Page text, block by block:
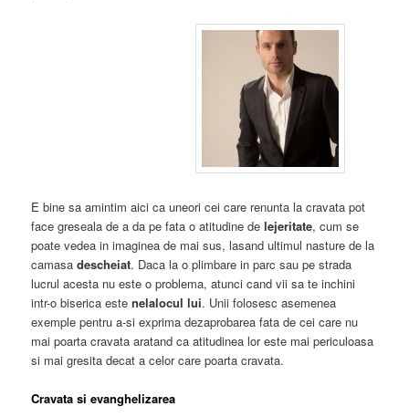
E bine sa amintim aici ca uneori cei care renunta la cravata pot
face greseala de a da pe fata o atitudine delejeritate, cum se
poate vedea in imaginea de mai sus, lasand ultimul nasture de la
camasadescheiat. Daca la o plimbare in parc sau pe strada
lucrul acesta nu este o problema, atunci cand vii sa te inchini
intr-o biserica estenelalocul lui. Unii folosesc asemenea
exemple pentru a-si exprima dezaprobarea fata de cei care nu
mai poarta cravata aratand ca atitudinea lor este mai periculoasa
si mai gresita decat a celor care poarta cravata.
Cravata si evanghelizarea